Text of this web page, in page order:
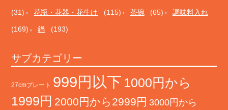
(31) 花瓶・花器・花生け (115) 茶碗 (65) 調味料入れ
(169) 鍋 (193)
サブカテゴリー
27cmプレート 999円以下 1000円から
1999円 2000円から2999円 3000円から